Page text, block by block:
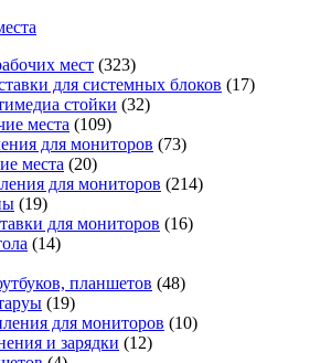
мест (323)
для системных блоков (17)
стойки (32)
места (109)
для мониторов (73)
места (20)
для мониторов (214)
(19)
для мониторов (16)
(14)
планшетов (48)
(19)
для мониторов (10)
и зарядки (12)